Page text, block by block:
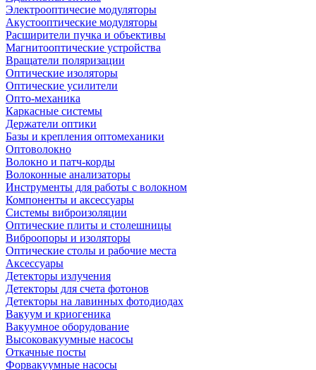
Электрооптичесие модуляторы
Акустооптические модуляторы
Расширители пучка и объективы
Магнитооптические устройства
Вращатели поляризации
Оптические изоляторы
Оптические усилители
Опто-механика
Каркасные системы
Держатели оптики
Базы и крепления оптомеханики
Оптоволокно
Волокно и патч-корды
Волоконные анализаторы
Инструменты для работы с волокном
Компоненты и аксессуары
Системы виброизоляции
Оптические плиты и столешницы
Виброопоры и изоляторы
Оптические столы и рабочие места
Аксессуары
Детекторы излучения
Детекторы для счета фотонов
Детекторы на лавинных фотодиодах
Вакуум и криогеника
Вакуумное оборудование
Высоковакуумные насосы
Откачные посты
Форвакуумные насосы